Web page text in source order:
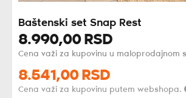
Baštenski set Snap Rest
8.990,00 RSD
Cena važi za kupovinu u maloprodajnom
8.541,00 RSD
Cena važi za kupovinu putem webshopa.